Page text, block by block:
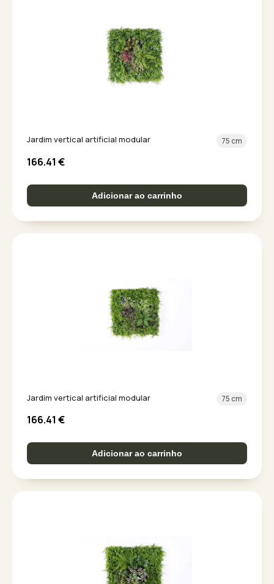
Jardim vertical artificial modular 75 cm
166.41 €
Adicionar ao carrinho
Jardim vertical artificial modular 75 cm
166.41 €
Adicionar ao carrinho